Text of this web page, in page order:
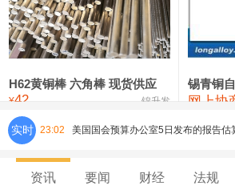
铸造铝合金锭(ZLD104) 24,100—24,300
压铸锌合金锭 26,250—26,450
氯化镍 38,300—40,300
H62黄铜棒 六角棒 现货供应
¥42 锦升发
锡青铜
网上协
实时 23:02 美国国会预算办公室5日发布的报告估
的海军全新核动力“黄金舰队”可能需
资讯 要闻 财经 法规